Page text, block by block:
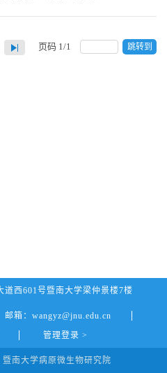
页码 1/1 跳转到
道西601号暨南大学梁仲景楼7楼
邮箱：wangyz@jnu.edu.cn
管理登录 >
南大学病原微生物研究院